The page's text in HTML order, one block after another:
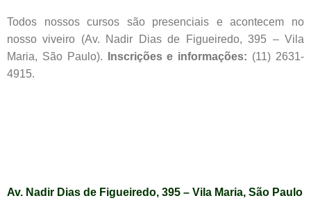
Todos nossos cursos são presenciais e acontecem no
nosso viveiro (Av. Nadir Dias de Figueiredo, 395 – Vila
Maria, São Paulo).
Inscrições e informações: (11) 2631-
4915.
Av. Nadir Dias de Figueiredo, 395 – Vila Maria, São Paulo